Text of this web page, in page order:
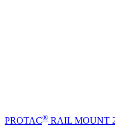
PROTAC® RAIL MOUNT